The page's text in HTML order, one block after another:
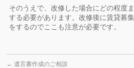
そのうえで、改修した場合にどの程度
する必要があります。改修後に賃貸募
をするのでここも注意が必要です。
← 遺言書作成のご相談